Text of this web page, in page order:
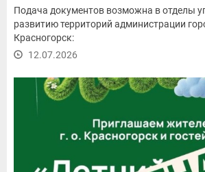
Подача документов возможна в отделы
развитию территорий администрации
Красногорск:
12.07.2026